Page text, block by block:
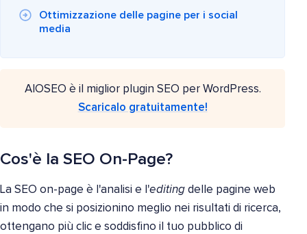
Ottimizzazione delle pagine per i social
media
AIOSEO è il miglior plugin SEO per WordPress.
Scaricalo gratuitamente!
Cos'è la SEO On-Page?
La SEO on-page è l'analisi e l'editing delle pagine web
in modo che si posizionino meglio nei risultati di ricerca,
ottengano più clic e soddisfino il tuo pubblico di